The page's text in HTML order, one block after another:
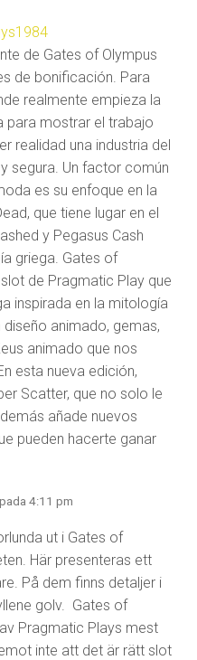
de Gates of Olympus
de bonificación. Para
realmente empieza la
para mostrar el trabajo
realidad una industria del
segura. Un factor común
es su enfoque en la
que tiene lugar en el
y Pegasus Cash
griega. Gates of
de Pragmatic Play que
inspirada en la mitología
animado, gemas,
animado que nos
esta nueva edición,
Scatter, que no solo le
añade nuevos
pueden hacerte ganar
4:11 pm
ut i Gates of
Här presenteras ett
På dem finns detaljer i
golv. Gates of
Pragmatic Plays mest
inte att det är rätt slot